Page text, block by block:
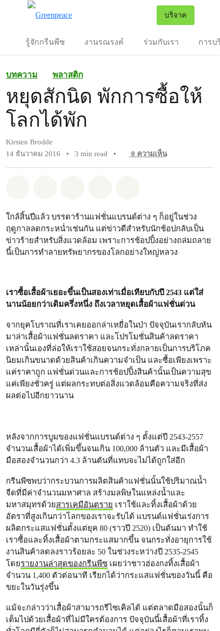
บริจาค
รู้จักกรีนพีซ งานรณรงค์ ร่วมกับเรา การบ
บทความ พลาสติก
หยุดสักนิด พักการซื้อให้
โลกได้พัก
Kirsten Brodde
14 ธันวาคม 2016
• 3 min read • 0 ความเห็น
ใกล้สิ้นปีแล้ว บรรดาร้านแฟชั่นแบรนด์ต่าง ๆ ก็อยู่ในช่วง
ฤดูกาลลดกระหน่ำเช่นกัน แต่ข่าวดีสำหรับนักช้อปกลับเป็น
ข่าวร้ายสำหรับสิ่งแวดล้อม เพราะการช้อปปิ้งอย่างถล่มถลาย
นี้เป็นการทำลายทรัพยากรของโลกอย่างใหญ่หลวง
เราซื้อเสื้อผ้าเยอะขึ้นเป็นสองเท่าเมื่อเทียบกับปี 2543 แต่ใส่
นานน้อยกว่าเดิมครึ่งหนึ่ง ถึงเวลาหยุดเสื้อผ้าแฟชั่นด่วน
จากยุคโบราณที่เราเคยออกล่าเหยื่อในป่า ปัจจุบันเรากลับหัน
มาล่าเสื้อผ้าแฟชั่นลดราคา และโปรโมชั่นสินค้าลดราคา
เหล่านั้นเองที่ล่อให้เราใช้สอยจนกระทั่งกลายเป็นการบริโภค
นิยมเกินขนาดด้วยสินค้าเกินความจำเป็น และซื้อเพียงเพราะ
แค่ราคาถูก แฟชั่นด่วนและการช้อปปิ้งสินค้านั้นเป็นความสุข
แค่เพียงชั่วครู่ แต่ผลกระทบต่อสิ่งแวดล้อมคือความจริงที่ส่ง
ผลต่อไปอีกยาวนาน
หลังจากการบูมของแฟชั่นแบรนด์ต่าง ๆ ตั้งแต่ปี 2543-2557
จำนวนเสื้อผ้าได้เพิ่มขึ้นจนเกิน 100,000 ล้านตัว และมีเสื้อผ้า
มือสองจำนวนกว่า 4.3 ล้านตันที่แทบจะไม่ได้ถูกใส่อีก
กรีนพีซพบว่ากระบวนการผลิตสินค้าแฟชั่นนั้นใช้ปริมาณน้ำ
จืดที่มีค่าจำนวนมหาศาล สร้างมลพิษในแหล่งน้ำและ
มหาสมุทรด้วยสารเคมีอันตราย เราใช้และทิ้งเสื้อผ้าด้วย
อัตราที่สูงเกินกว่าโลกของเราจะรับได้ แบรนด์แฟชั่นเร่งการ
ผลิตกระแสแฟชั่นตั้งแต่ยุค 80 (ราวปี 2520) เป็นต้นมา ทำใช้
เราซื้อและทิ้งเสื้อผ้าตามกระแสมากขึ้น จนกระทั่งอายุการใช้
งานสินค้าลดลงราวร้อยละ 50 ในช่วงระหว่างปี 2535-2545
โดยรายงานล่าสุดของกรีนพีซ เผยว่าชาวฮ่องกงทิ้งเสื้อผ้า
จำนวน 1,400 ตัวต่อนาที เรียกได้ว่ากระแสแฟชั่นของวันนี้ คือ
ขยะในวันรุ่งขึ้น
แม้จะกล่าวว่าเสื้อผ้าสามารถรีไซเคิลได้ แต่ตลาดมือสองนั้นก็
เต็มไปด้วยเสื้อผ้าที่ไม่มีใครต้องการ ปัจจุบันนี้เสื้อผ้าที่เราทิ้ง